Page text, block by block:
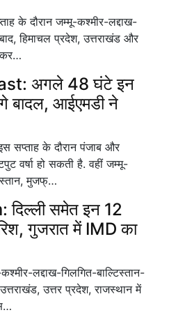
के दौरान जम्मू-कश्मीर-लद्दाख-
हिमाचल प्रदेश, उत्तराखंड और
अगले 48 घंटे इन
बादल, आईएमडी ने
सप्ताह के दौरान पंजाब और
वर्षा हो सकती है. वहीं जम्मू-
मुजफ्…
समेत इन 12
गुजरात में IMD का
लद्दाख-गिलगित-बाल्टिस्तान-
उत्तर प्रदेश, राजस्थान में